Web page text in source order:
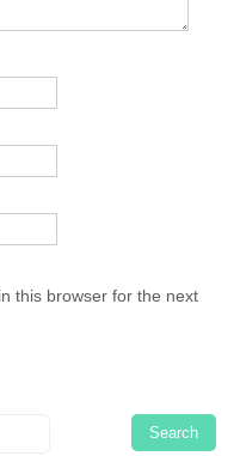
this browser for the next